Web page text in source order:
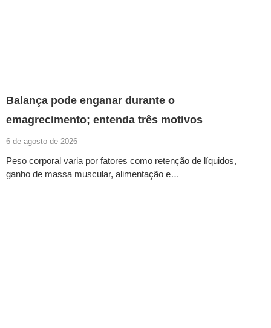
Balança pode enganar durante o
emagrecimento; entenda três motivos
6 de agosto de 2026
Peso corporal varia por fatores como retenção de líquidos,
ganho de massa muscular, alimentação e…